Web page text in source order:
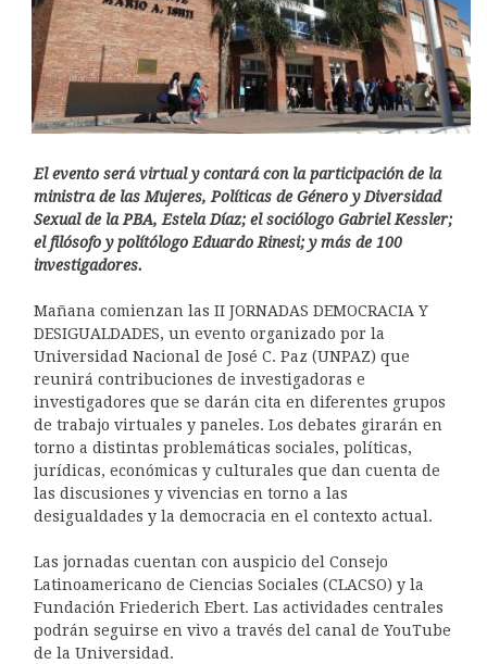
El evento será virtual y contará con la participación de la
ministra de las Mujeres, Políticas de Género y Diversidad
Sexual de la PBA, Estela Díaz; el sociólogo Gabriel Kessler;
el filósofo y polítólogo Eduardo Rinesi; y más de 100
investigadores.
Mañana comienzan las II JORNADAS DEMOCRACIA Y
DESIGUALDADES, un evento organizado por la
Universidad Nacional de José C. Paz (UNPAZ) que
reunirá contribuciones de investigadoras e
investigadores que se darán cita en diferentes grupos
de trabajo virtuales y paneles. Los debates girarán en
torno a distintas problemáticas sociales, políticas,
jurídicas, económicas y culturales que dan cuenta de
las discusiones y vivencias en torno a las
desigualdades y la democracia en el contexto actual.
Las jornadas cuentan con auspicio del Consejo
Latinoamericano de Ciencias Sociales (CLACSO) y la
Fundación Friederich Ebert. Las actividades centrales
podrán seguirse en vivo a través del canal de YouTube
de la Universidad.